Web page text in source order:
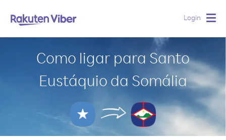
Login
Como ligar para Santo
Eustáquio da Somália